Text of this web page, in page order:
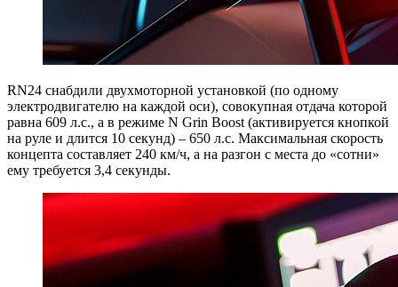
RN24 снабдили двухмоторной установкой (по одному
электродвигателю на каждой оси), совокупная отдача которой
равна 609 л.с., а в режиме N Grin Boost (активируется кнопкой
на руле и длится 10 секунд) – 650 л.с. Максимальная скорость
концепта составляет 240 км/ч, а на разгон с места до «сотни»
ему требуется 3,4 секунды.